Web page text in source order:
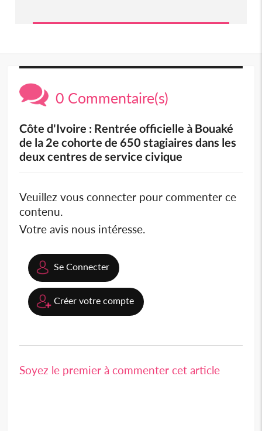
0 Commentaire(s)
Côte d'Ivoire : Rentrée officielle à Bouaké
de la 2e cohorte de 650 stagiaires dans les
deux centres de service civique
Veuillez vous connecter pour commenter ce
contenu.
Votre avis nous intéresse.
Se Connecter
Créer votre compte
Soyez le premier à commenter cet article